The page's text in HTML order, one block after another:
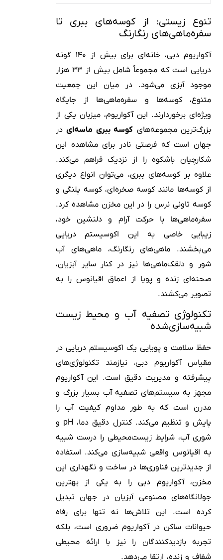
تنوع زیستی: از کوسه‌های ببری تا
سفره‌ماهی‌های رنگارنگ
آکواریوم دبی، خانه‌ای برای بیش از ۱۴۰ گونه
دریایی است که مجموعاً شامل بیش از ۳۳ هزار
موجود آبزی می‌شود. در میان این جمعیت
متنوع، کوسه‌ها و سفره‌ماهی‌ها از جایگاه
ویژه‌ای برخوردارند. این آکواریوم، میزبان یکی از
بزرگ‌ترین مجموعه‌های کوسه ببری ماسه‌ایدر
جهان است که فرصتی نادر برای مشاهده این
شکارچیان باشکوه را از نزدیک فراهم می‌کند.
علاوه بر کوسه‌های ببری، می‌توان انواع دیگری
از کوسه‌ها مانند کوسه صخره‌ای، کوسه پلنگی و
کوسه تاونی نرس را در این مخزن مشاهده کرد.
سفره‌ماهی‌ها با حرکت آرام و دلنشین خود،
زیبایی خاصی به این اکوسیستم دریایی
می‌بخشند. ماهی‌های رنگارنگ، ماهی‌های آب
شور و دلقک‌ماهی‌ها نیز در کنار سایر آبزیان،
صحنه‌ای زنده و پویا از اعماق اقیانوس را به
تصویر می‌کشند.
تکنولوژی تصفیه آب و محیط زیست
شبیه‌سازی‌شده
حفظ سلامت و پویایی یک اکوسیستم دریایی در
مقیاس آکواریوم دبی، نیازمند تکنولوژی‌های
پیشرفته و مدیریت دقیق است. این آکواریوم
مجهز به سیستم‌های تصفیه آب بسیار بزرگ و
مدرن است که به طور مداوم کیفیت آب را
پایش و تنظیم می‌کند. کنترل دقیق دما، pH و
شوری آب، شرایط زیست‌محیطی را درست شبیه
به اقیانوس واقعی شبیه‌سازی می‌کند. استفاده
از جدیدترین فناوری‌ها در ساخت و نگهداری این
مخزن، آکواریوم دبی را به یکی از بهترین
جولانگاه‌های مصنوعی آبزیان در جهان تبدیل
کرده است. این تلاش‌ها نه تنها برای رفاه
حیوانات ساکن در آکواریوم ضروری است، بلکه
تجربه بازدیدکنندگان را نیز با ارائه محیطی
شفاف و زنده، ارتقا می‌دهد.